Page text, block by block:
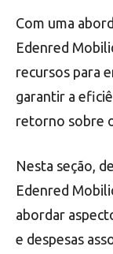
Com uma
Edenred
recursos para
garantir a
retorno sobre
Nesta seção,
Edenred
abordar
e despesas